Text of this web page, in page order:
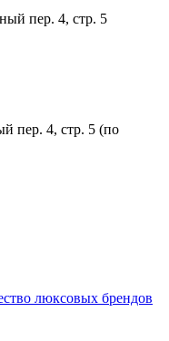
пер. 4, стр. 5
пер. 4, стр. 5 (по